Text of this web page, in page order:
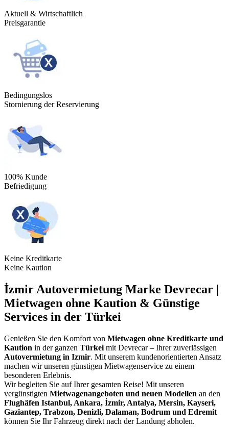
Aktuell & Wirtschaftlich
Preisgarantie
Bedingungslos
Stornierung der Reservierung
100% Kunde
Befriedigung
Keine Kreditkarte
Keine Kaution
İzmir Autovermietung Marke Devrecar |
Mietwagen ohne Kaution & Günstige
Services in der Türkei
Genießen Sie den Komfort von Mietwagen ohne Kreditkarte und
Kaution in der ganzen Türkei mit Devrecar – Ihrer zuverlässigen
Autovermietung in Izmir. Mit unserem kundenorientierten Ansatz
machen wir unseren günstigen Mietwagenservice zu einem
besonderen Erlebnis.
Wir begleiten Sie auf Ihrer gesamten Reise! Mit unseren
vergünstigten Mietwagenangeboten und neuen Modellen an den
Flughäfen Istanbul, Ankara, İzmir, Antalya, Mersin, Kayseri,
Gaziantep, Trabzon, Denizli, Dalaman, Bodrum und Edremit
können Sie Ihr Fahrzeug direkt nach der Landung abholen.